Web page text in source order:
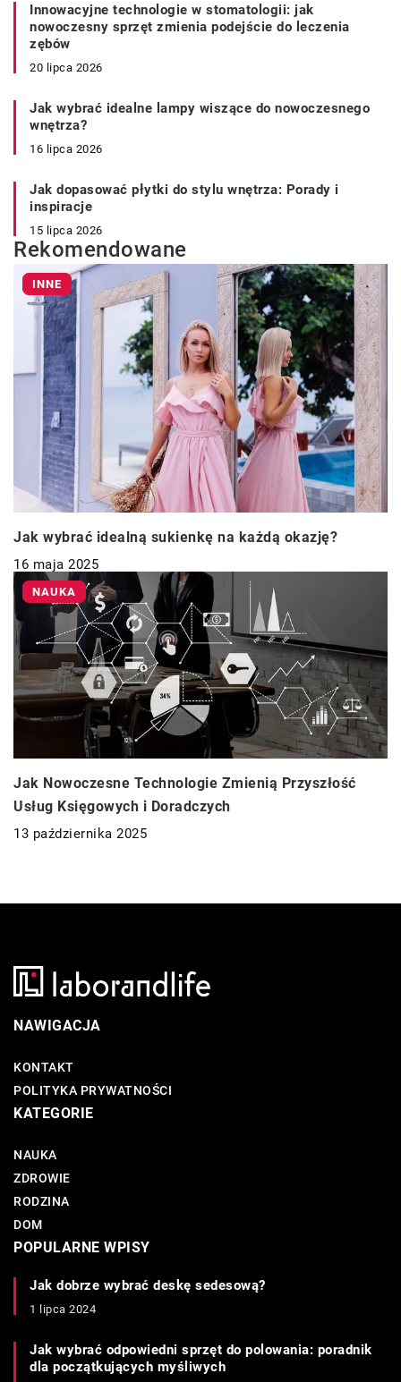
Innowacyjne technologie w stomatologii: jak
nowoczesny sprzęt zmienia podejście do leczenia
zębów
20 lipca 2026
Jak wybrać idealne lampy wiszące do nowoczesnego
wnętrza?
16 lipca 2026
Jak dopasować płytki do stylu wnętrza: Porady i
inspiracje
15 lipca 2026
Rekomendowane
INNE
Jak wybrać idealną sukienkę na każdą okazję?
16 maja 2025
NAUKA
Jak Nowoczesne Technologie Zmienią Przyszłość
Usług Księgowych i Doradczych
13 października 2025
NAWIGACJA
KONTAKT
POLITYKA PRYWATNOŚCI
KATEGORIE
NAUKA
ZDROWIE
RODZINA
DOM
POPULARNE WPISY
Jak dobrze wybrać deskę sedesową?
1 lipca 2024
Jak wybrać odpowiedni sprzęt do polowania: poradnik
dla początkujących myśliwych